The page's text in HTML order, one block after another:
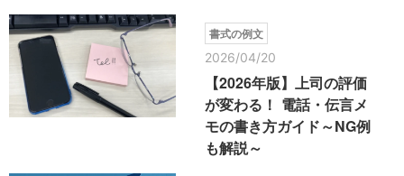
書式の例文
2026/04/20
【2026年版】上司の評価
が変わる！ 電話・伝言メ
モの書き方ガイド～NG例
も解説～